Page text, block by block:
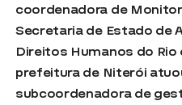
coordenadora de
Secretaria de Estado de
Direitos Humanos do Rio
prefeitura de Niterói
subcoordenadora de